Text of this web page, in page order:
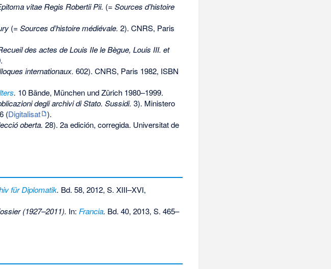
vitae Regis Robertii Pii. (= Sources d’histoire
(= Sources d’histoire médiévale. 2). CNRS, Paris
des actes de Louis IIe le Bègue, Louis III. et
internationaux. 602). CNRS, Paris 1982, ISBN
. 10 Bände, München und Zürich 1980–1999.
degli archivi di Stato. Sussidi. 3). Ministero
(Digitalisat
).
oberta. 28). 2a edición, corregida. Universitat de
für Diplomatik. Bd. 58, 2012, S. XIII–XVI,
(1927–2011). In: Francia. Bd. 40, 2013, S. 465–